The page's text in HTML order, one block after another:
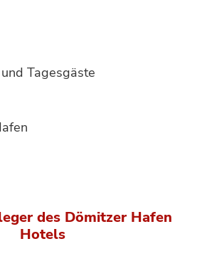
Tagesgäste
des Dömitzer Hafen
Hotels